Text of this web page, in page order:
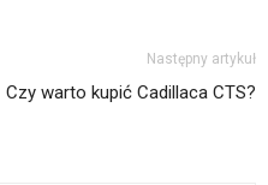
Następny artykuł
Czy warto kupić Cadillaca CTS?